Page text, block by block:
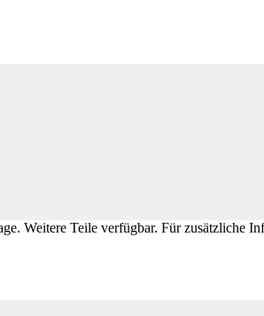
Weitere Teile verfügbar. Für zusätzliche